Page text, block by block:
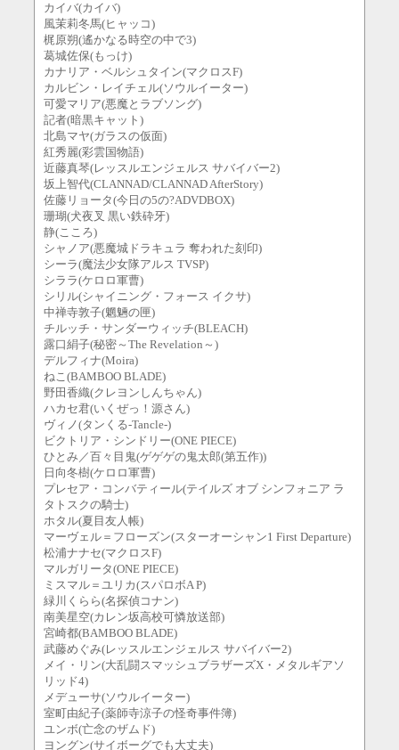
カイバ(カイバ)
風茉莉冬馬(ヒャッコ)
梶原朔(遙かなる時空の中で3)
葛城佐保(もっけ)
カナリア・ベルシュタイン(マクロスF)
カルビン・レイチェル(ソウルイーター)
可愛マリア(悪魔とラブソング)
記者(暗黒キャット)
北島マヤ(ガラスの仮面)
紅秀麗(彩雲国物語)
近藤真琴(レッスルエンジェルス サバイバー2)
坂上智代(CLANNAD/CLANNAD AfterStory)
佐藤リョータ(今日の5の?ADVDBOX)
珊瑚(犬夜叉 黒い鉄砕牙)
静(こころ)
シャノア(悪魔城ドラキュラ 奪われた刻印)
シーラ(魔法少女隊アルス TVSP)
シララ(ケロロ軍曹)
シリル(シャイニング・フォース イクサ)
中禅寺敦子(魍魎の匣)
チルッチ・サンダーウィッチ(BLEACH)
露口絹子(秘密～The Revelation～)
デルフィナ(Moira)
ねこ(BAMBOO BLADE)
野田香織(クレヨンしんちゃん)
ハカセ君(いくぜっ！源さん)
ヴィノ(タンくる-Tancle-)
ビクトリア・シンドリー(ONE PIECE)
ひとみ／百々目鬼(ゲゲゲの鬼太郎(第五作))
日向冬樹(ケロロ軍曹)
プレセア・コンバティール(テイルズ オブ シンフォニア ラ
タトスクの騎士)
ホタル(夏目友人帳)
マーヴェル＝フローズン(スターオーシャン1 First Departure)
松浦ナナセ(マクロスF)
マルガリータ(ONE PIECE)
ミスマル＝ユリカ(スパロボA P)
緑川くらら(名探偵コナン)
南美星空(カレン坂高校可憐放送部)
宮崎都(BAMBOO BLADE)
武藤めぐみ(レッスルエンジェルス サバイバー2)
メイ・リン(大乱闘スマッシュブラザーズX・メタルギアソ
リッド4)
メデューサ(ソウルイーター)
室町由紀子(薬師寺涼子の怪奇事件簿)
ユンボ(亡念のザムド)
ヨングン(サイボーグでも大丈夫)